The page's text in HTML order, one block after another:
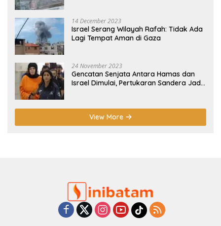
14 December 2023
Israel Serang Wilayah Rafah: Tidak Ada
Lagi Tempat Aman di Gaza
24 November 2023
Gencatan Senjata Antara Hamas dan
Israel Dimulai, Pertukaran Sandera Jadi
View More